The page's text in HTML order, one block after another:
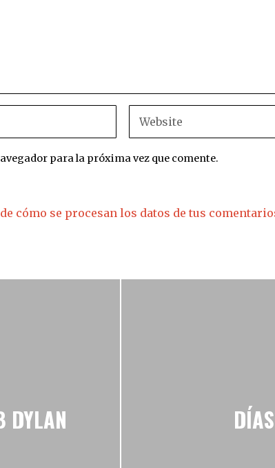
para la próxima vez que comente.
cómo se procesan los datos de tus
DYLAN